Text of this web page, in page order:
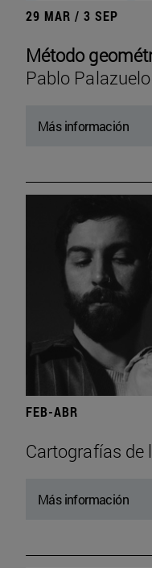
29 MAR / 3 SEP
Método
Pablo Palazuelo
Más información
FEB-ABR
Cartografías de
Más información